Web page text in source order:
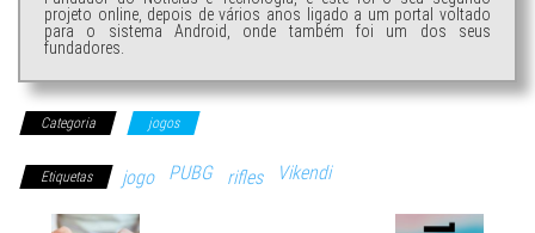
projeto online, depois de vários anos ligado a um portal voltado
para o sistema Android, onde também foi um dos seus
fundadores.
Categoria jogos
Etiquetas jogo PUBG rifles Vikendi